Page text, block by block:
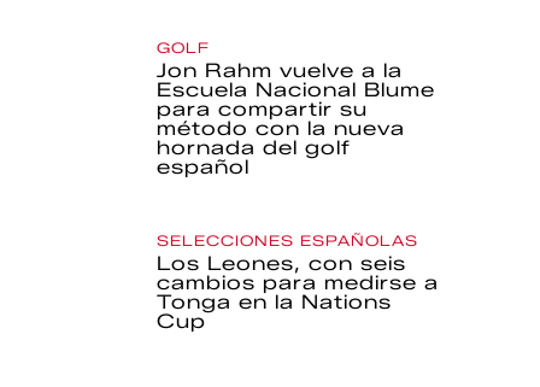
GOLF
Jon Rahm vuelve a la
Escuela Nacional Blume
para compartir su
método con la nueva
hornada del golf
español
SELECCIONES ESPAÑOLAS
Los Leones, con seis
cambios para medirse a
Tonga en la Nations
Cup